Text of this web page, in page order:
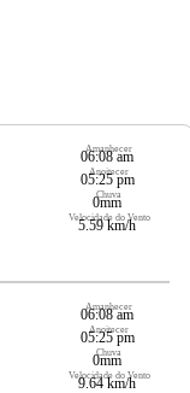
Amanhecer
06:08 am
Anoitecer
05:25 pm
Chuva
0mm
Velocidade do Vento
5.59 km/h
Amanhecer
06:08 am
Anoitecer
05:25 pm
Chuva
0mm
Velocidade do Vento
9.64 km/h